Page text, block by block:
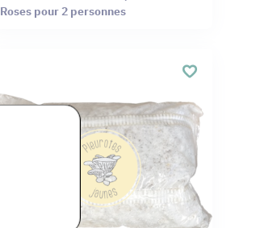
Roses pour 2 personnes